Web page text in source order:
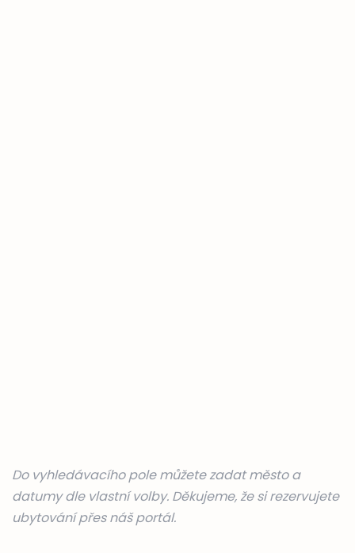
Do vyhledávacího pole můžete zadat město a
datumy dle vlastní volby. Děkujeme, že si rezervujete
ubytování přes náš portál.